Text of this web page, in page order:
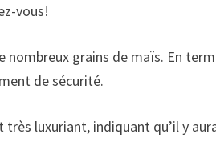
vous!
nombreux grains de maïs. En
de sécurité.
luxuriant, indiquant qu’il y